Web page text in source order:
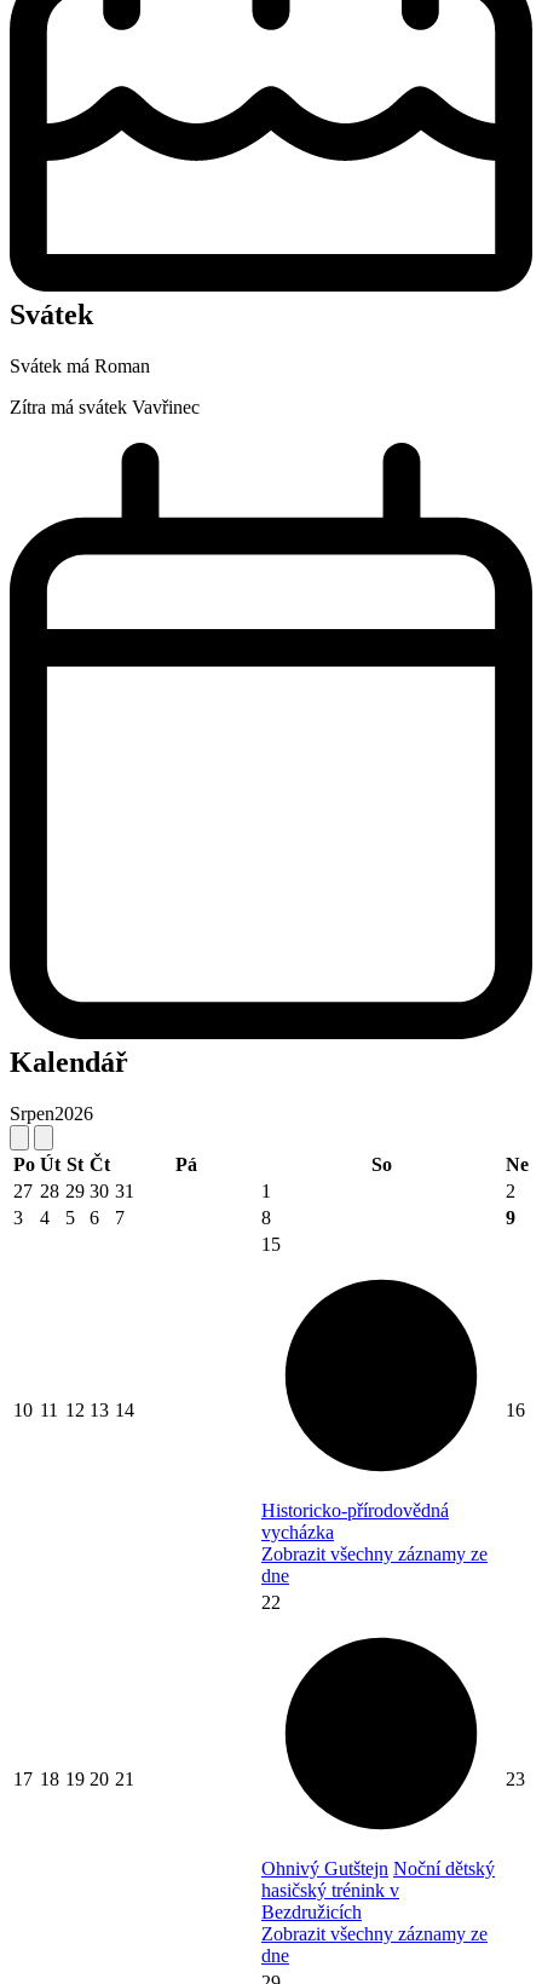
Svátek
Svátek má Roman
Zítra má svátek Vavřinec
Kalendář
Srpen2026
Po Út St Čt Pá So
Ne
27 28 29 30 31 1
2
3
4 5 6 7 8 9
10 11 12 13 14
15
Historicko-přírodovědná
vycházka
Zobrazit všechny záznamy ze
dne
16
17 18 19 20 21
22
Ohnivý Gutštejn Noční dětský
hasičský trénink v
Bezdružicích
Zobrazit všechny záznamy ze
dne
23